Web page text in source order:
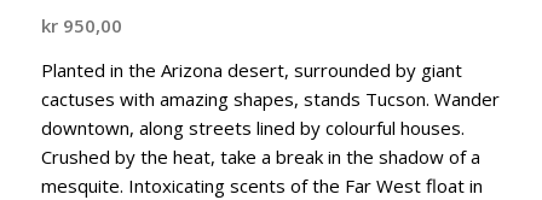
kr950,00
Planted in the Arizona desert, surrounded by giant
cactuses with amazing shapes, stands Tucson. Wander
downtown, along streets lined by colourful houses.
Crushed by the heat, take a break in the shadow of a
mesquite. Intoxicating scents of the Far West float in